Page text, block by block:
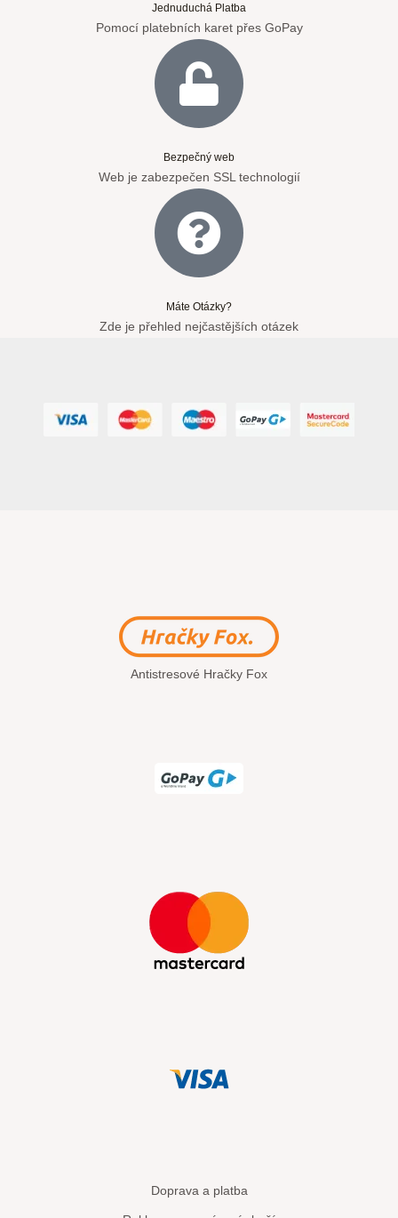
Jednuduchá Platba
Pomocí platebních karet přes GoPay
Bezpečný web
Web je zabezpečen SSL technologií
Máte Otázky?
Zde je přehled nejčastějších otázek
Antistresové Hračky Fox
Doprava a platba